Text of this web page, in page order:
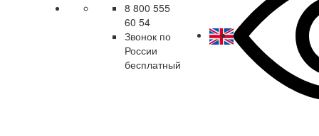
8 800 555
60 54
Звонок по
России
бесплатный